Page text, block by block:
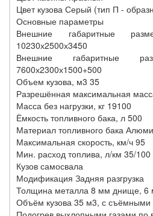
Цвет кузова Серый (тип П -
Основные параметры
Внешние габаритные
10230х2500х3450
Внешние габаритные
7600х2300х1500+500
Объем кузова, м3 35
Разрешённая максимальная
Масса без нагрузки, кг 19100
Ёмкость топливного бака, л 500
Материал топливного бака
Максимальная скорость, км/ч 95
Мин. расход топлива, л/км 35/100
Кузов самосвала
Модификация Задняя разгрузка
Толщина металла 8 мм днище, 6
Объём кузова 35 м3, с съёмными